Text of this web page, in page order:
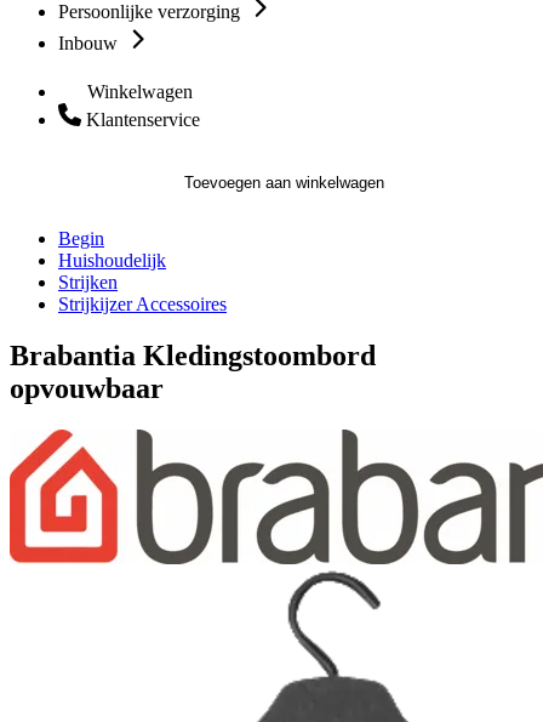
Persoonlijke verzorging
Inbouw
Winkelwagen
Klantenservice
Toevoegen aan winkelwagen
Begin
Huishoudelijk
Strijken
Strijkijzer Accessoires
Brabantia Kledingstoombord
opvouwbaar